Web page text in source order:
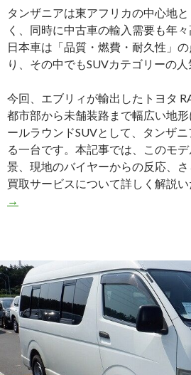
タンザニアは東アフリカの中心地
く、同時に中古車の輸入需要も年
日本車は「品質・燃費・耐久性」
り、その中でもSUVカテゴリーの人
今回、エブリィが輸出したトヨタ
都市部から未舗装路まで幅広い地
ールラウンドSUVとして、タンザ
る一台です。本記事では、このモ
景、現地のバイヤーからの反応、
買取サービスについて詳しく解説い
→